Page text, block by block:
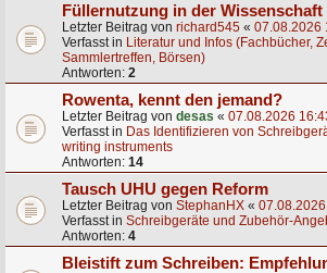
Füllernutzung in der Wissenschaft
Letzter Beitrag von richard545 « 07.08.2026
Verfasst in Literatur und Infos (Fachbücher,
Sammlertreffen, Börsen)
Antworten: 2
Rowenta, kennt den jemand?
Letzter Beitrag von desas « 07.08.2026
Verfasst in Das Identifizieren von
writing instruments
Antworten: 14
Tausch UHU gegen Reform
Letzter Beitrag von StephanHX «
Verfasst in Schreibgeräte und Zubehör-
Antworten: 4
Bleistift zum Schreiben: